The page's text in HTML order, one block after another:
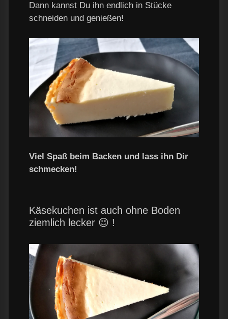
Dann kannst Du ihn endlich in Stücke
schneiden und genießen!
Viel Spaß beim Backen und lass ihn Dir
schmecken!
Käsekuchen ist auch ohne Boden
ziemlich lecker 😉 !